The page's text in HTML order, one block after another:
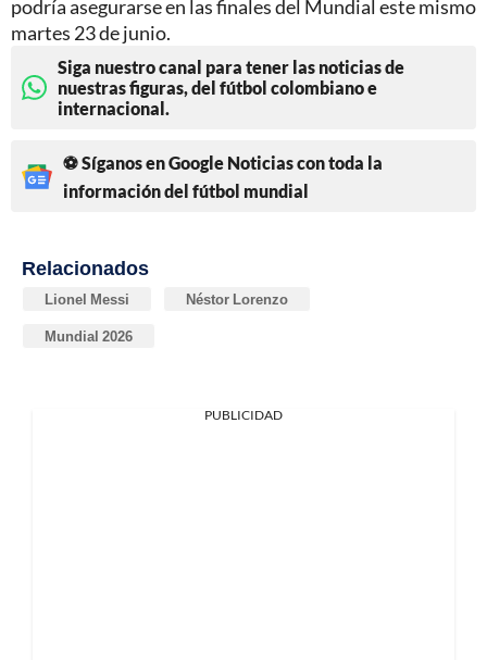
podría asegurarse en las finales del Mundial este mismo
martes 23 de junio.
Siga nuestro canal para tener las noticias de
nuestras figuras, del fútbol colombiano e
internacional.
⚽ Síganos en Google Noticias con toda la
información del fútbol mundial
Relacionados
Lionel Messi Néstor Lorenzo
Mundial 2026
PUBLICIDAD